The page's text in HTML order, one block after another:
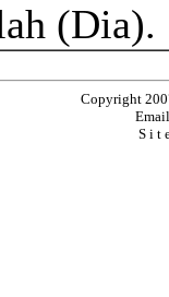
(Dia).
Copyright
Email
S i t